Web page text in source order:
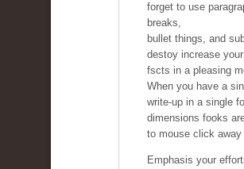
forget to use
breaks,
bullet things, and
destoy increase
fscts in a pleasing
When you have a
write-up in a single
dimensions fooks
to mouse click away
Emphasis your